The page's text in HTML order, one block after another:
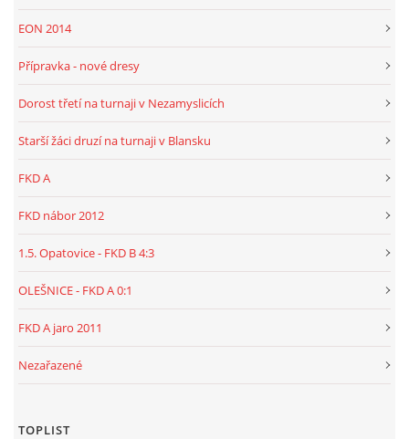
EON 2014
Přípravka - nové dresy
Dorost třetí na turnaji v Nezamyslicích
Starší žáci druzí na turnaji v Blansku
FKD A
FKD nábor 2012
1.5. Opatovice - FKD B 4:3
OLEŠNICE - FKD A 0:1
FKD A jaro 2011
Nezařazené
TOPLIST